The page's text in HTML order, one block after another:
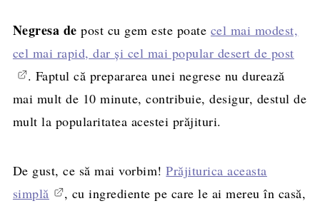
Negresa depost cu gem este poate cel mai modest,
cel mai rapid, dar și cel mai popular desert de post
. Faptul că prepararea unei negrese nu durează
mai mult de 10 minute, contribuie, desigur, destul de
mult la popularitatea acestei prăjituri.
De gust, ce să mai vorbim!Prăjiturica aceasta
simplă
, cu ingrediente pe care le ai mereu în casă,